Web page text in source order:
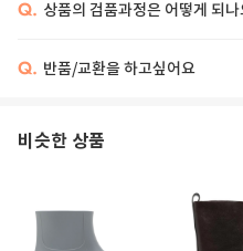
Q. 상품의 검품과정은 어떻게 되나
Q. 반품/교환을 하고싶어요
비슷한 상품